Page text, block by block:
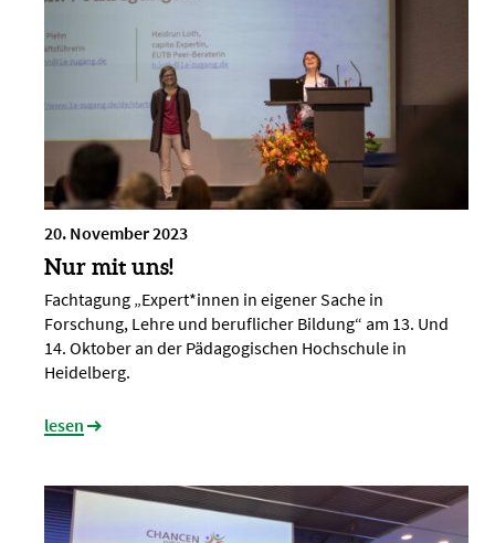
20. November 2023
Nur mit uns!
Fachtagung „Expert*innen in eigener Sache in
Forschung, Lehre und beruflicher Bildung“ am 13. Und
14. Oktober an der Pädagogischen Hochschule in
Heidelberg.
lesen